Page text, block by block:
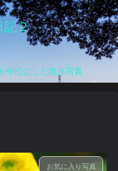
記２
中心にした散歩写真
お気に入り写真